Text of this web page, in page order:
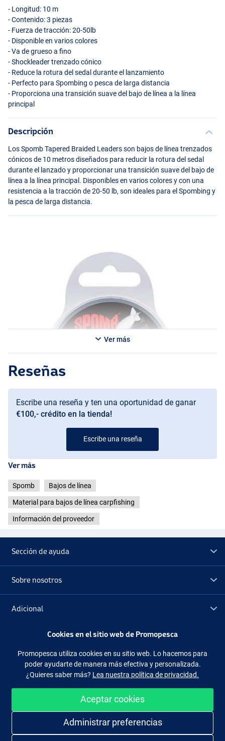
- Longitud: 10 m
- Contenido: 3 piezas
- Fuerza de tracción: 20-50lb
- Disponible en varios colores
- Va de grueso a fino
- Shockleader trenzado cónico
- Reduce la rotura del sedal durante el lanzamiento
- Perfecto para Spombing o pesca de larga distancia
- Proporciona una transición suave del bajo de línea a la línea
principal
Descripción
Los Spomb Tapered Braided Leaders son bajos de línea trenzados
cónicos de 10 metros diseñados para reducir la rotura del sedal
durante el lanzado y proporcionar una transición suave del bajo de
línea a la línea principal. Disponibles en varios colores y con una
resistencia a la tracción de 20-50 lb, son ideales para el Spombing y
la pesca de larga distancia.
Ver más
Reseñas
Escribe una reseña y ten una oportunidad de ganar
€100,- crédito en la tienda!
Escribe una reseña
Ver más
Spomb Bajos de línea
Material para bajos de línea carpfishing
Información del proveedor
Sección de ayuda
Sobre nosotros
Adicional
Síguenos Facebook Instagram
Comprar de manera fácil y segura
Cookies en el sitio web de Promopesca
Promopesca utiliza cookies en su sitio web. Lo hacemos para
poder ayudarte de manera más efectiva y personalizada.
¿Quieres saber más? Lea nuestra política de privacidad.
Aceptar cookies
Administrar preferencias